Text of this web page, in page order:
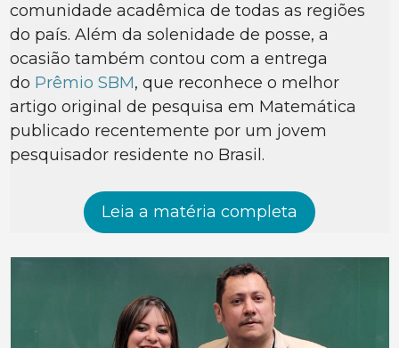
comunidade acadêmica de todas as regiões
do país. Além da solenidade de posse, a
ocasião também contou com a entrega
do Prêmio SBM, que reconhece o melhor
artigo original de pesquisa em Matemática
publicado recentemente por um jovem
pesquisador residente no Brasil.
Leia a matéria completa